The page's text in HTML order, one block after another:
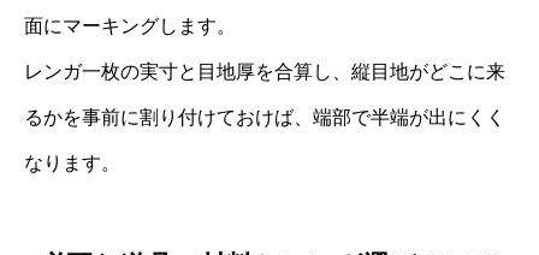
面にマーキングします。
レンガ一枚の実寸と目地厚を合算し、縦目地がどこに来
るかを事前に割り付けておけば、端部で半端が出にくく
なります。